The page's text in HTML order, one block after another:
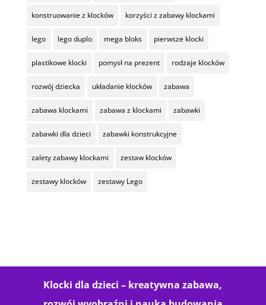
konstruowanie z klocków korzyści z zabawy klockami
lego lego duplo mega bloks pierwsze klocki
plastikowe klocki pomysł na prezent rodzaje klocków
rozwój dziecka układanie klocków zabawa
zabawa klockami zabawa z klockami zabawki
zabawki dla dzieci zabawki konstrukcyjne
zalety zabawy klockami zestaw klocków
zestawy klocków zestawy Lego
Klocki dla dzieci – kreatywna zabawa,